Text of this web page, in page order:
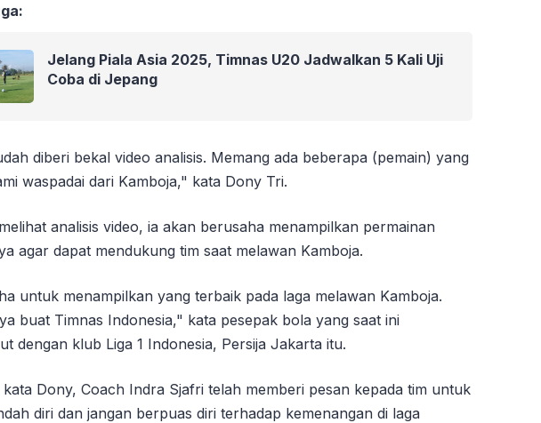
Jelang Piala Asia 2025, Timnas U20 Jadwalkan 5 Kali Uji
Coba di Jepang
diberi bekal video analisis. Memang ada beberapa (pemain) yang
waspadai dari Kamboja," kata Dony Tri.
analisis video, ia akan berusaha menampilkan permainan
agar dapat mendukung tim saat melawan Kamboja.
untuk menampilkan yang terbaik pada laga melawan Kamboja.
buat Timnas Indonesia," kata pesepak bola yang saat ini
dengan klub Liga 1 Indonesia, Persija Jakarta itu.
kata Dony, Coach Indra Sjafri telah memberi pesan kepada tim untuk
diri dan jangan berpuas diri terhadap kemenangan di laga